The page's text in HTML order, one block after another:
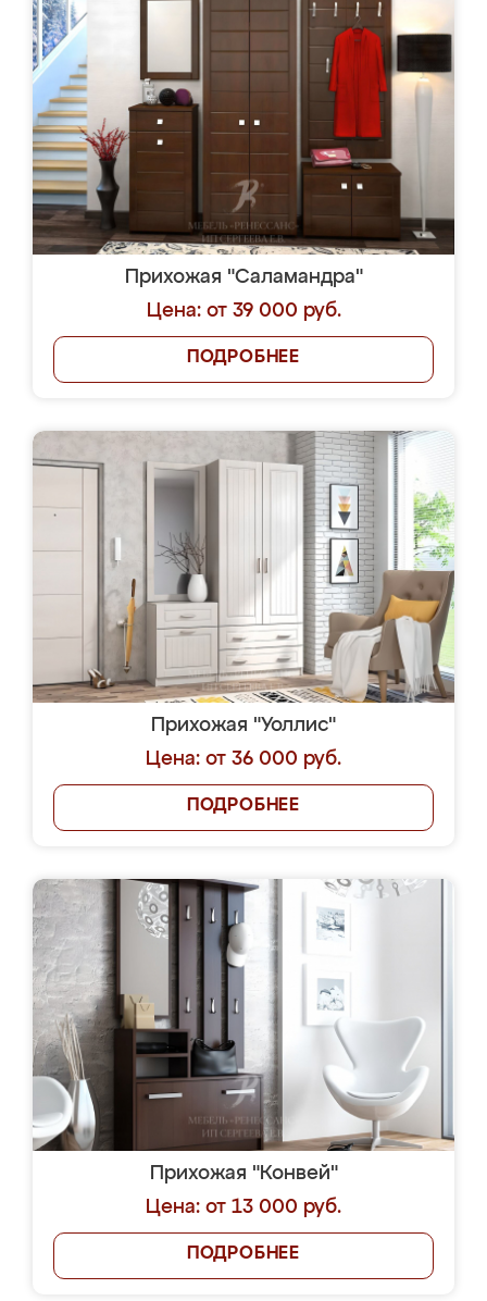
Прихожая "Саламандра"
Цена: от 39 000 руб.
ПОДРОБНЕЕ
Прихожая "Уоллис"
Цена: от 36 000 руб.
ПОДРОБНЕЕ
Прихожая "Конвей"
Цена: от 13 000 руб.
ПОДРОБНЕЕ